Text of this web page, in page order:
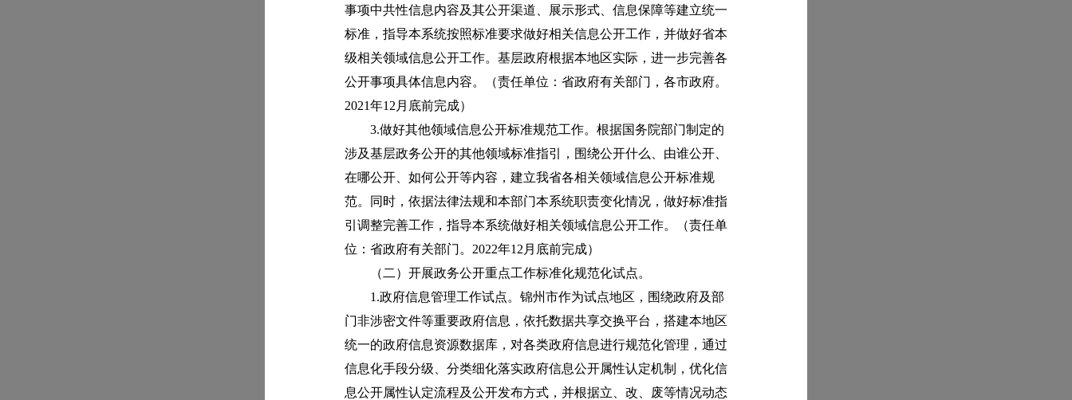
事项中共性信息内容及其公开渠道、展示形式、信息保障等建立统一
标准，指导本系统按照标准要求做好相关信息公开工作，并做好省本
级相关领域信息公开工作。基层政府根据本地区实际，进一步完善各
公开事项具体信息内容。（责任单位：省政府有关部门，各市政府。
2021年12月底前完成）
3.做好其他领域信息公开标准规范工作。根据国务院部门制定的
涉及基层政务公开的其他领域标准指引，围绕公开什么、由谁公开、
在哪公开、如何公开等内容，建立我省各相关领域信息公开标准规
范。同时，依据法律法规和本部门本系统职责变化情况，做好标准指
引调整完善工作，指导本系统做好相关领域信息公开工作。（责任单
位：省政府有关部门。2022年12月底前完成）
（二）开展政务公开重点工作标准化规范化试点。
1.政府信息管理工作试点。锦州市作为试点地区，围绕政府及部
门非涉密文件等重要政府信息，依托数据共享交换平台，搭建本地区
统一的政府信息资源数据库，对各类政府信息进行规范化管理，通过
信息化手段分级、分类细化落实政府信息公开属性认定机制，优化信
息公开属性认定流程及公开发布方式，并根据立、改、废等情况动态